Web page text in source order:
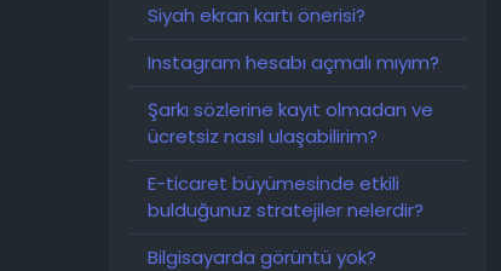
Siyah ekran kartı önerisi?
Instagram hesabı açmalı mıyım?
Şarkı sözlerine kayıt olmadan ve
ücretsiz nasıl ulaşabilirim?
E-ticaret büyümesinde etkili
bulduğunuz stratejiler nelerdir?
Bilgisayarda görüntü yok?